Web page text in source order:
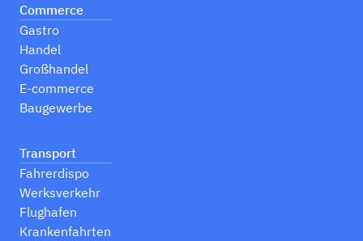
Commerce
Gastro
Handel
Großhandel
E-commerce
Baugewerbe
Transport
Fahrerdispo
Werksverkehr
Flughafen
Krankenfahrten